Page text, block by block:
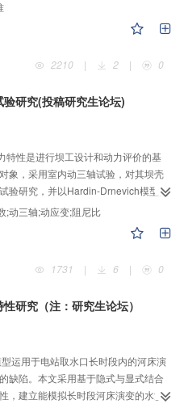
例研究，其结果表明基于全概率公
到防洪标准，又能充分发挥水库的综
2210
| 2 | 0
研究(投稿研究生论坛)
特性是进行坝工设计和动力评价的基
象，采用室内动三轴试验，对其坝壳
验研究，并以Hardin-Drnevich模型为
特性参数，试验表明：在动应变在10-
比成正相关；随动模量的增大，相关性
明不同围压、固结比的心墙料的应变-
中固结围压对粗骨料阻尼比-应变曲
的动力稳定评价提供可靠的理论依
;动三轴;动应变;阻尼比
1731
| 6 | 0
研究（注：研究生论坛）
运用于电站取水口长时段内的河床演
缺陷。本文采用基于隐式与显式结合
，建立能模拟长时段河床演变的水沙